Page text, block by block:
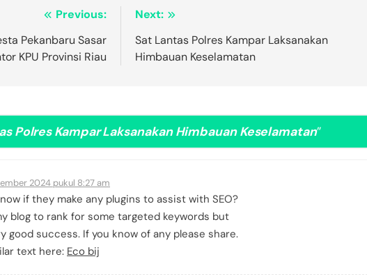
Previous:
Pekanbaru Sasar
KPU Provinsi Riau
Next:
Sat Lantas Polres Kampar Laksanakan
Himbauan Keselamatan
Polres Kampar Laksanakan Himbauan Keselamatan”
2024 pukul 8:27 am
if they make any plugins to assist with SEO?
blog to rank for some targeted keywords but
good success. If you know of any please share.
text here: Eco bij